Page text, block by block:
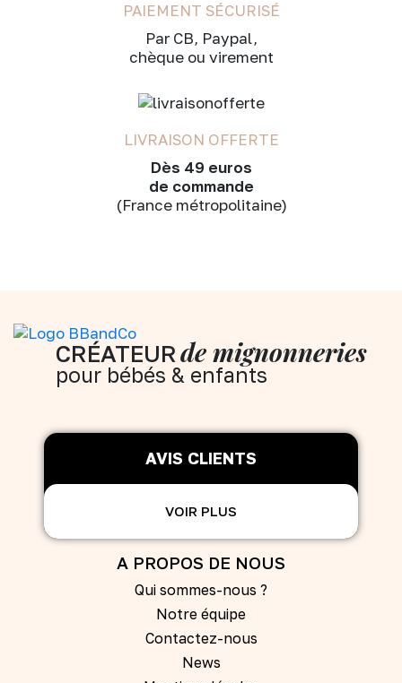
PAIEMENT SÉCURISÉ
Par CB, Paypal,
chèque ou virement
LIVRAISON OFFERTE
Dès 49 euros
de commande
(France métropolitaine)
CRÉATEURde mignonneries
pour bébés & enfants
AVIS CLIENTS
VOIR PLUS
A PROPOS DE NOUS
Qui sommes-nous ?
Notre équipe
Contactez-nous
News